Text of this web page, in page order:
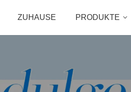
ZUHAUSE PRODUKTE